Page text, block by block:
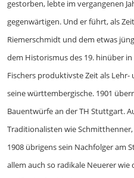
gestorben, lebte im vergangenen
gegenwärtigen. Und er führt, als
Riemerschmidt und dem etwas
dem Historismus des 19. hinüber
Fischers produktivste Zeit als
seine württembergische. 1901
Bauentwürfe an der TH Stuttgart.
Traditionalisten wie
1908 übrigens sein Nachfolger am
allem auch so radikale Neuerer wie